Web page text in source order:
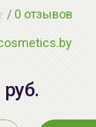
/ 0 отзывов